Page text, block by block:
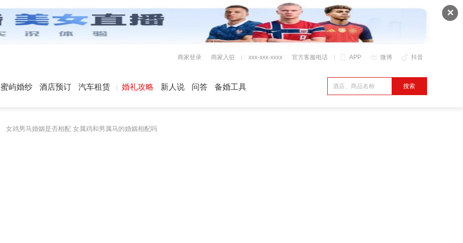
✕
APP 微博 抖音
商家登录 商家入驻 xxx-xxx-xxxx 官方客服电话
蜜屿婚纱 酒店预订 汽车租赁 婚礼攻略 新人说 问答 备婚工具
女鸡男马婚姻是否相配 女属鸡和男属马的婚姻相配吗